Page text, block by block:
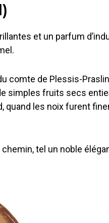
et un parfum
comte de Plessis-
simples fruits secs
quand les noix furent
tel un noble